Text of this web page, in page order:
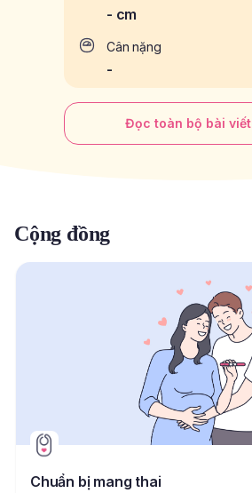
- cm
Cân nặng
-
Đọc toàn bộ bài viết
Cộng đồng
Chuẩn bị mang thai